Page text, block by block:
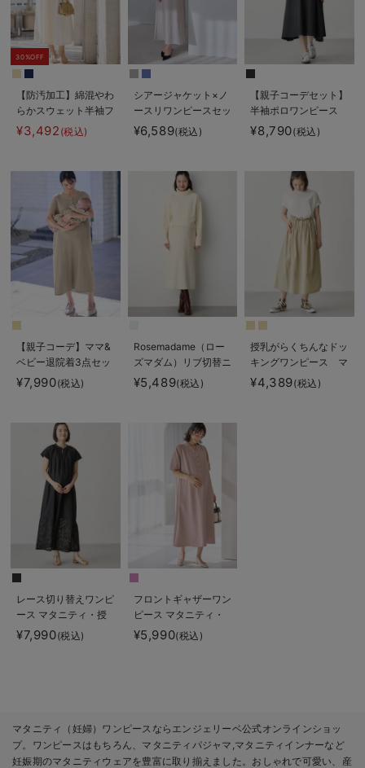
30%OFF
【防汚加工】綿混やわ
らかスウェット半袖フ
レアワンピース マタ
ニティ・産後【出産後
¥3,492 (税込)
シアージャケット×ノ
ースリワンピースセッ
ト マタニティ・産後
【産後も長く着れる】
ズマダム）
¥6,589(税込)
【親子コーデセット】
半袖ポロワンピース
（ひざ下丈）＆襟付き
ポロロンパース 出産
ティ・授乳服
¥8,790(税込)
【親子コーデ】ママ&
ベビー退院着3点セッ
ト 出産準備 ギフ
ト マタニティ・産後
¥7,990(税込)
Rosemadame（ロー
ズマダム）リブ切替ニ
ットワンピ マタニテ
ィ・授乳服【産後まで
¥5,489(税込)
授乳がらくちんなドッ
キングワンピース マ
タニティ・授乳服【出
産後も長く使える】
¥4,389(税込)
レース切り替えワンピ
ース マタニティ・授
乳服 【出産後も長く
使える】
¥7,990(税込)
フロントギャザーワン
ピース マタニティ・
授乳服 【出産後も長
く使える】
¥5,990(税込)
マタニティ（妊婦）ワンピースならエンジェリーベ公式オンラインショッ
プ。ワンピースはもちろん、マタニティパジャマ,マタニティインナーなど
妊娠期のマタニティウェアを豊富に取り揃えました。おしゃれで可愛い、産